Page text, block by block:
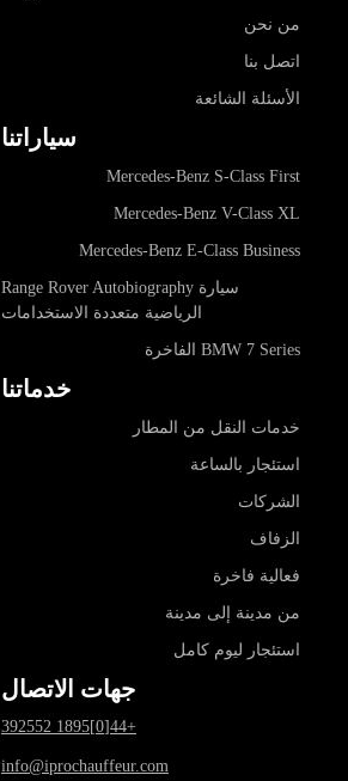
من نحن
اتصل بنا
الأسئلة الشائعة
سياراتنا
Mercedes-Benz S-Class First
Mercedes-Benz V-Class XL
Mercedes-Benz E-Class Business
سيارة Range Rover Autobiography
الرياضية متعددة الاستخدامات
BMW 7 Series الفاخرة
خدماتنا
خدمات النقل من المطار
استئجار بالساعة
الشركات
الزفاف
فعالية فاخرة
من مدينة إلى مدينة
استئجار ليوم كامل
جهات الاتصال
+44[0]1895 392552
info@iprochauffeur.com